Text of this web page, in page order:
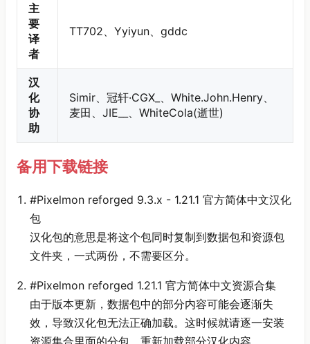
主
要
译
者
TT702、Yyiyun、gddc
汉
化
协
助
Simir、冠轩·CGX_、White.John.Henry、
麦田、JIE__、WhiteCola(逝世)
备用下载链接
#Pixelmon reforged 9.3.x - 1.21.1 官方简体中文汉化
包
汉化包的意思是将这个包同时复制到数据包和资源包
文件夹，一式两份，不需要区分。
#Pixelmon reforged 1.21.1 官方简体中文资源合集
由于版本更新，数据包中的部分内容可能会逐渐失
效，导致汉化包无法正确加载。这时候就请逐一安装
资源集合里面的分包，重新加载部分汉化内容。